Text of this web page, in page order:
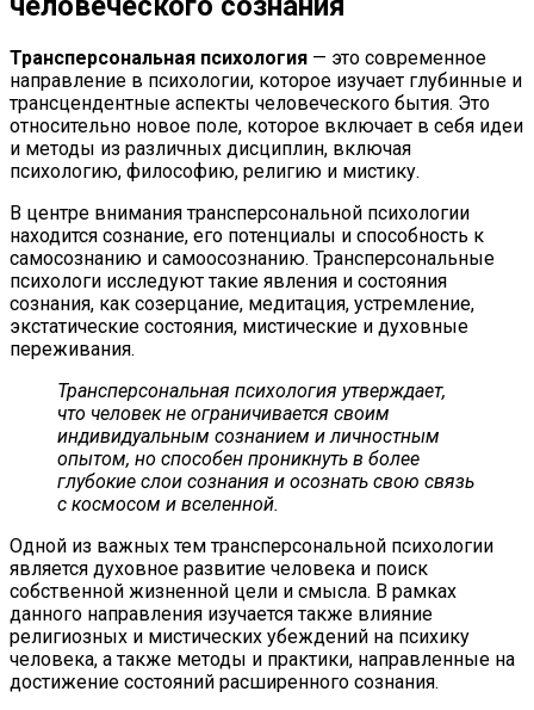
Трансперсональная психология — это современное
направление в психологии, которое изучает глубинные и
трансцендентные аспекты человеческого бытия. Это
относительно новое поле, которое включает в себя идеи
и методы из различных дисциплин, включая
психологию, философию, религию и мистику.
В центре внимания трансперсональной психологии
находится сознание, его потенциалы и способность к
самосознанию и самоосознанию. Трансперсональные
психологи исследуют такие явления и состояния
сознания, как созерцание, медитация, устремление,
экстатические состояния, мистические и духовные
переживания.
Трансперсональная психология утверждает,
что человек не ограничивается своим
индивидуальным сознанием и личностным
опытом, но способен проникнуть в более
глубокие слои сознания и осознать свою связь
с космосом и вселенной.
Одной из важных тем трансперсональной психологии
является духовное развитие человека и поиск
собственной жизненной цели и смысла. В рамках
данного направления изучается также влияние
религиозных и мистических убеждений на психику
человека, а также методы и практики, направленные на
достижение состояний расширенного сознания.